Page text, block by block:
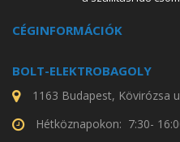
CÉGINFORMÁCIÓK
BOLT-ELEKTROBAGOLY
1163 Budapest, Kövirózsa
Hétköznapokon: 7:30-